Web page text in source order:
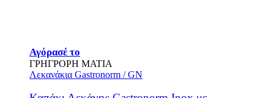
Αγόρασέ το
ΓΡΗΓΡΟΡΗ ΜΑΤΙΑ
Λεκανάκια Gastronorm / GN